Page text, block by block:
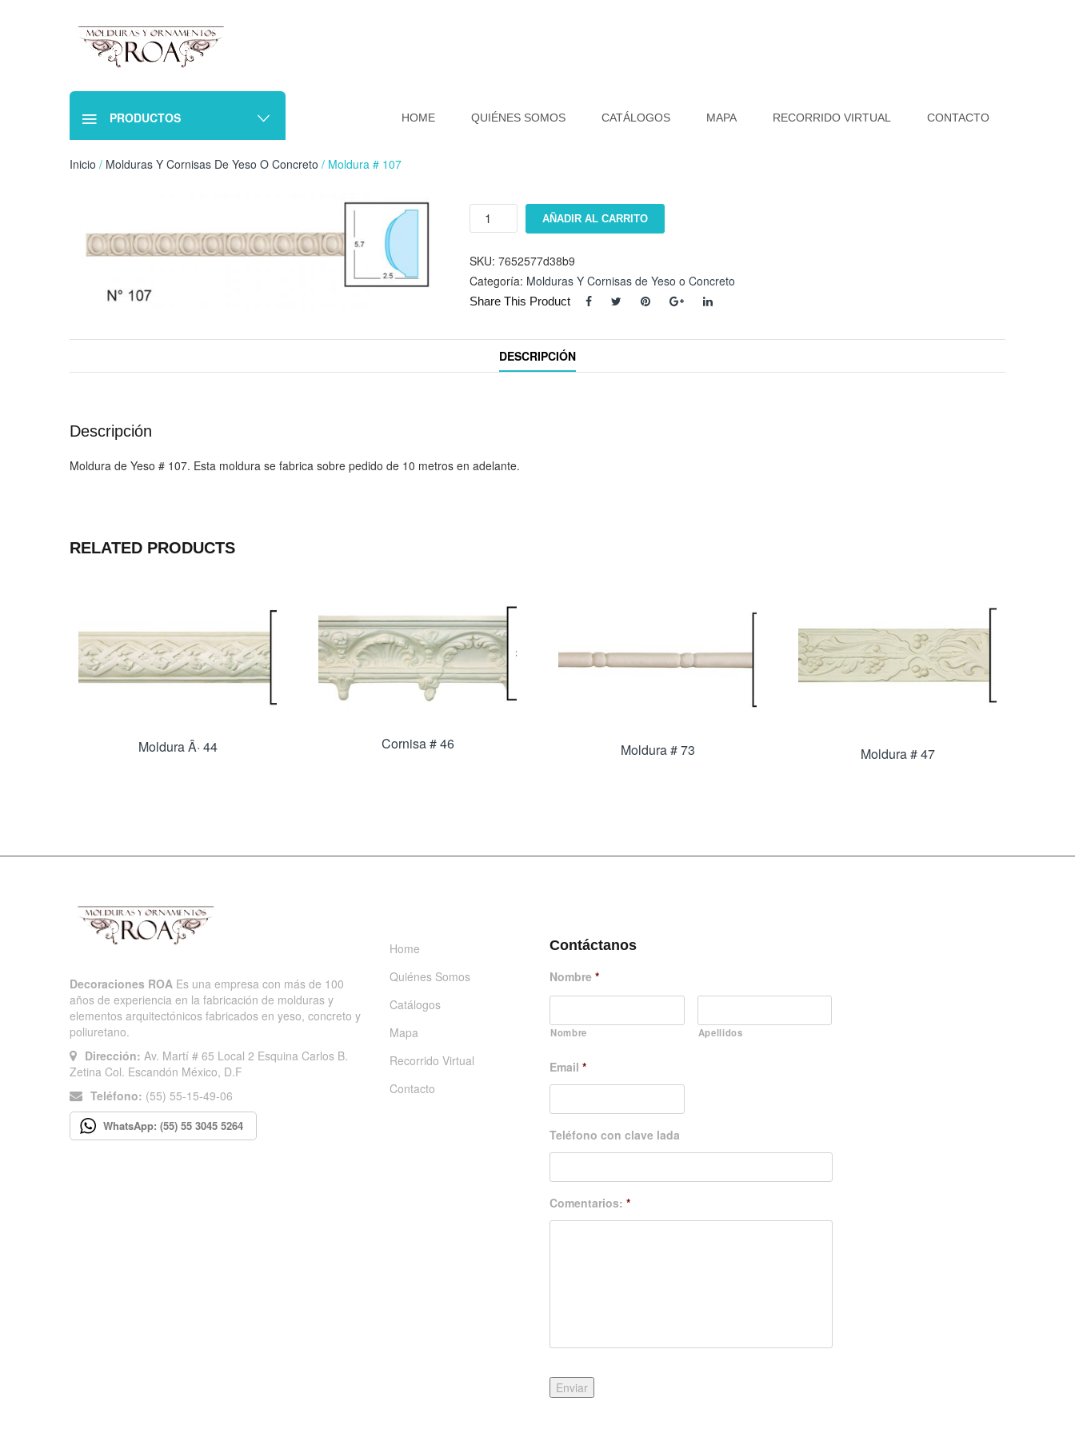
PRODUCTOS HOME QUIÉNES SOMOS CATÁLOGOS MAPA RECORRIDO VIRTUAL CONTACTO
Inicio / Molduras Y Cornisas De Yeso O Concreto / Moldura # 107
Moldura
cantidad
AÑADIR AL CARRITO
SKU: 7652577d38b9
Categoría: Molduras Y Cornisas de Yeso o Concreto
Share This Product
DESCRIPCIÓN
Descripción
Moldura de Yeso # 107. Esta moldura se fabrica sobre pedido de 10 metros en adelante.
RELATED PRODUCTS
Moldura Â· 44 Cornisa # 46 Moldura # 73 Moldura # 47
Decoraciones ROA Es una empresa con más de 100
años de experiencia en la fabricación de molduras y
elementos arquitectónicos fabricados en yeso, concreto y
poliuretano.
Dirección: Av. Martí # 65 Local 2 Esquina Carlos B.
Zetina Col. Escandón México, D.F
Teléfono: (55) 55-15-49-06
WhatsApp: (55) 55 3045 5264
Home
Quiénes Somos
Catálogos
Mapa
Recorrido Virtual
Contacto
Contáctanos
Nombre *
Nombre Apellidos
Email *
Teléfono con clave lada
Comentarios: *